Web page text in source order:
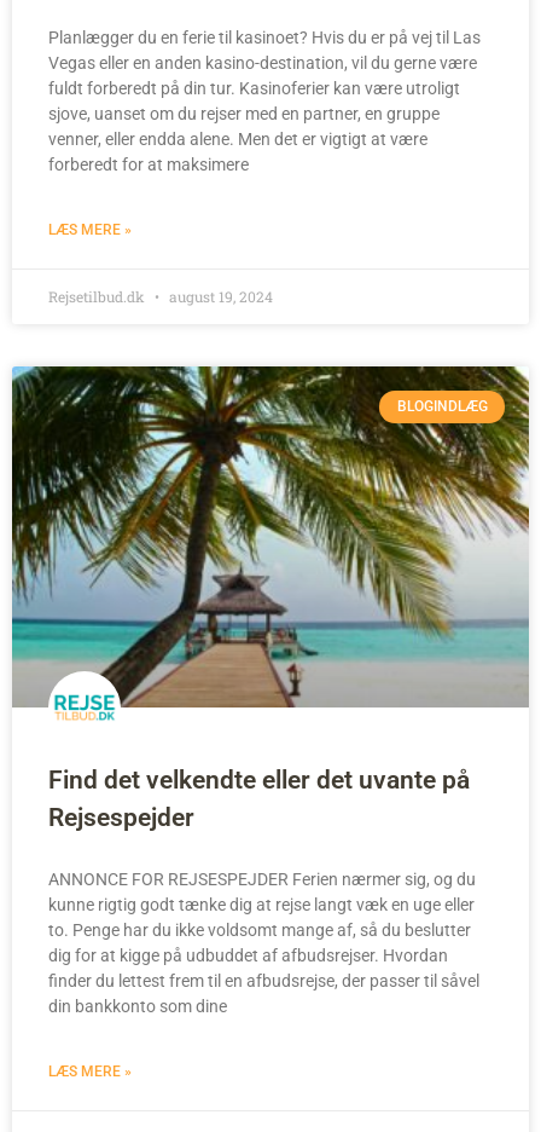
Planlægger du en ferie til kasinoet? Hvis du er på vej til Las
Vegas eller en anden kasino-destination, vil du gerne være
fuldt forberedt på din tur. Kasinoferier kan være utroligt
sjove, uanset om du rejser med en partner, en gruppe
venner, eller endda alene. Men det er vigtigt at være
forberedt for at maksimere
LÆS MERE »
Rejsetilbud.dk august 19, 2024
BLOGINDLÆG
Find det velkendte eller det uvante på
Rejsespejder
ANNONCE FOR REJSESPEJDER Ferien nærmer sig, og du
kunne rigtig godt tænke dig at rejse langt væk en uge eller
to. Penge har du ikke voldsomt mange af, så du beslutter
dig for at kigge på udbuddet af afbudsrejser. Hvordan
finder du lettest frem til en afbudsrejse, der passer til såvel
din bankkonto som dine
LÆS MERE »